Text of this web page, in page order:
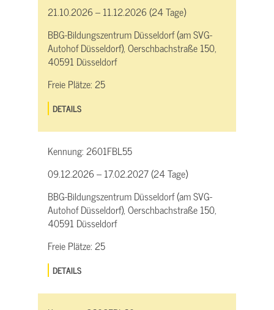
21.10.2026 – 11.12.2026 (24 Tage)
BBG-Bildungszentrum Düsseldorf (am SVG-
Autohof Düsseldorf), Oerschbachstraße 150,
40591 Düsseldorf
Freie Plätze:25
DETAILS
Kennung:2601FBL55
09.12.2026 – 17.02.2027 (24 Tage)
BBG-Bildungszentrum Düsseldorf (am SVG-
Autohof Düsseldorf), Oerschbachstraße 150,
40591 Düsseldorf
Freie Plätze:25
DETAILS